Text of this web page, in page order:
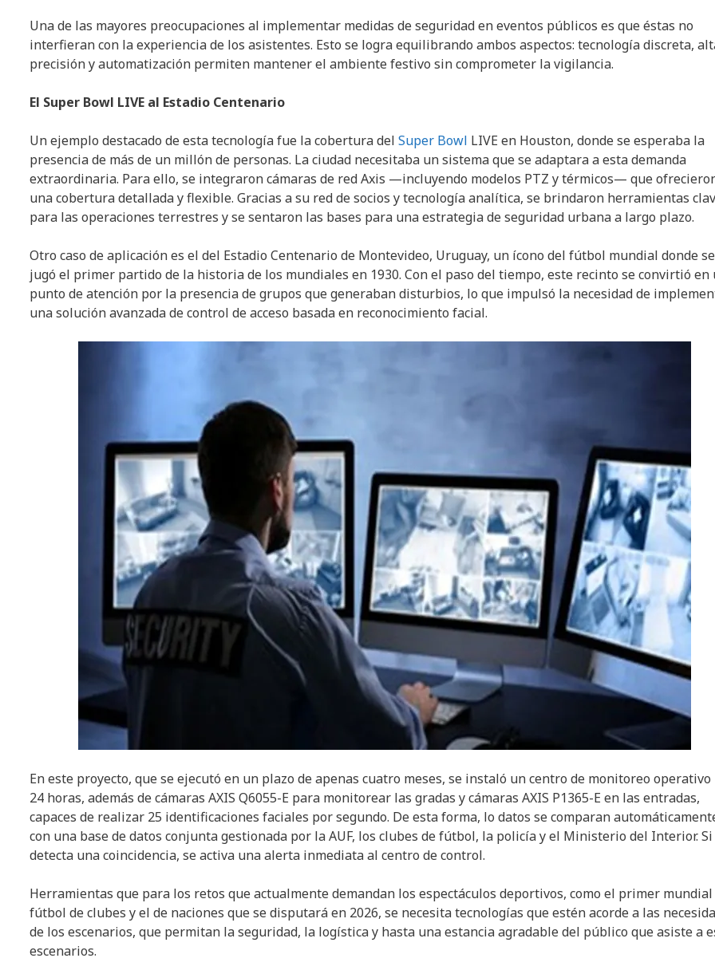
Una de las mayores preocupaciones al implementar medidas de seguridad en eventos públicos es que éstas no
interfieran con la experiencia de los asistentes. Esto se logra equilibrando ambos aspectos: tecnología discreta,
precisión y automatización permiten mantener el ambiente festivo sin comprometer la vigilancia.
El Super Bowl LIVE al Estadio Centenario
Un ejemplo destacado de esta tecnología fue la cobertura del Super Bowl LIVE en Houston, donde se esperaba la
presencia de más de un millón de personas. La ciudad necesitaba un sistema que se adaptara a esta demanda
extraordinaria. Para ello, se integraron cámaras de red Axis —incluyendo modelos PTZ y térmicos— que
una cobertura detallada y flexible. Gracias a su red de socios y tecnología analítica, se brindaron herramientas
para las operaciones terrestres y se sentaron las bases para una estrategia de seguridad urbana a largo plazo.
Otro caso de aplicación es el del Estadio Centenario de Montevideo, Uruguay, un ícono del fútbol mundial donde se
jugó el primer partido de la historia de los mundiales en 1930. Con el paso del tiempo, este recinto se convirtió en
punto de atención por la presencia de grupos que generaban disturbios, lo que impulsó la necesidad de
una solución avanzada de control de acceso basada en reconocimiento facial.
En este proyecto, que se ejecutó en un plazo de apenas cuatro meses, se instaló un centro de monitoreo operativo
24 horas, además de cámaras AXIS Q6055-E para monitorear las gradas y cámaras AXIS P1365-E en las entradas,
capaces de realizar 25 identificaciones faciales por segundo. De esta forma, lo datos se comparan
con una base de datos conjunta gestionada por la AUF, los clubes de fútbol, la policía y el Ministerio del Interior. Si
detecta una coincidencia, se activa una alerta inmediata al centro de control.
Herramientas que para los retos que actualmente demandan los espectáculos deportivos, como el primer mundial
fútbol de clubes y el de naciones que se disputará en 2026, se necesita tecnologías que estén acorde a las
de los escenarios, que permitan la seguridad, la logística y hasta una estancia agradable del público que asiste a
escenarios.